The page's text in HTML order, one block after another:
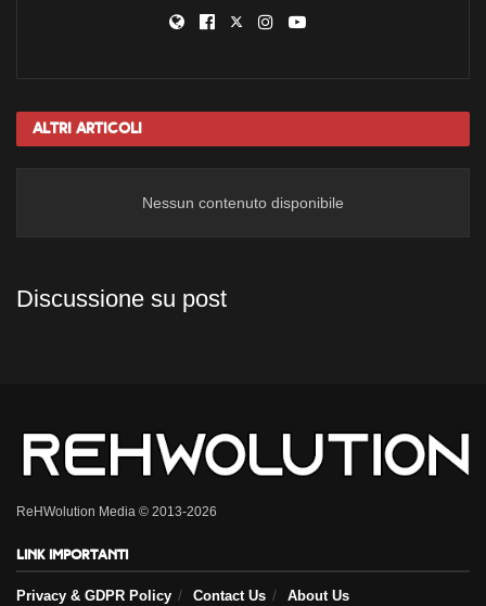
Altri Articoli
Nessun contenuto disponibile
Discussione su post
ReHWolution Media © 2013-2026
Link importanti
Privacy & GDPR Policy Contact Us About Us